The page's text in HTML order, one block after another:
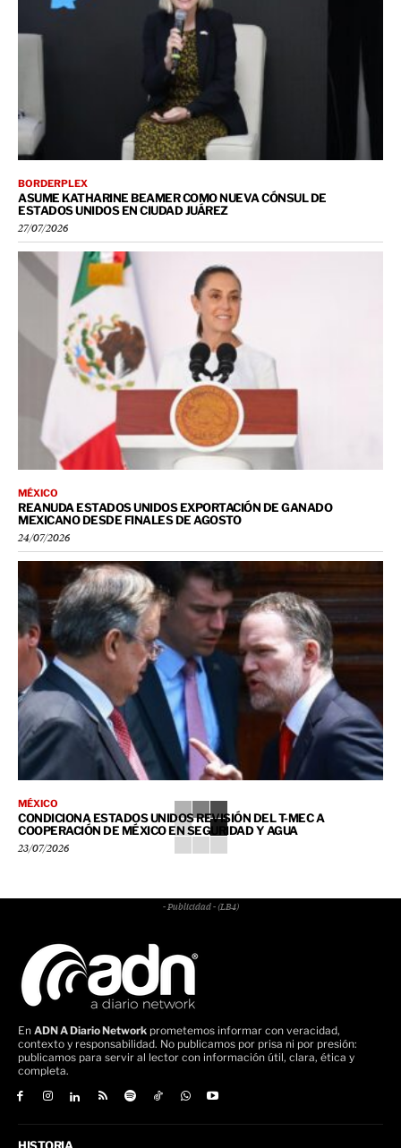
BORDERPLEX
ASUME KATHARINE BEAMER COMO NUEVA CÓNSUL DE
ESTADOS UNIDOS EN CIUDAD JUÁREZ
27/07/2026
MÉXICO
REANUDA ESTADOS UNIDOS EXPORTACIÓN DE GANADO
MEXICANO DESDE FINALES DE AGOSTO
24/07/2026
MÉXICO
CONDICIONA ESTADOS UNIDOS REVISIÓN DEL T-MEC A
COOPERACIÓN DE MÉXICO EN SEGURIDAD Y AGUA
23/07/2026
- Publicidad - (LB4)
En ADN A Diario Network prometemos informar con veracidad,
contexto y responsabilidad. No publicamos por prisa ni por presión:
publicamos para servir al lector con información útil, clara, ética y
completa.